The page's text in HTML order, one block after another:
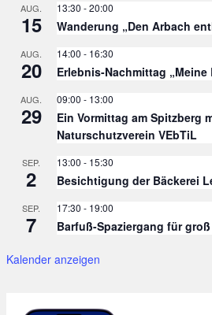
AUG.
15
13:30 -20:00
Wanderung „Den Arbach
AUG.
20
14:00 - 16:30
Erlebnis-Nachmittag
AUG.
29
09:00 - 13:00
Ein Vormittag am Spitzberg
Naturschutzverein VEbTiL
SEP.
2
13:00 - 15:30
Besichtigung der Bäckerei
SEP.
7
17:30 - 19:00
Barfuß-Spaziergang für
Kalender anzeigen